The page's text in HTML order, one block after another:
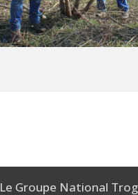
Le Groupe National